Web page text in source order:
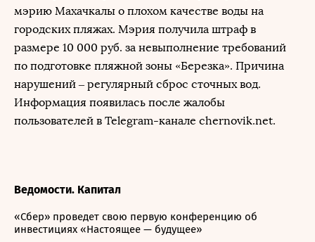
мэрию Махачкалы о плохом качестве воды на
городских пляжах. Мэрия получила штраф в
размере 10 000 руб. за невыполнение требований
по подготовке пляжной зоны «Березка». Причина
нарушений – регулярный сброс сточных вод.
Информация появилась после жалобы
пользователей в Telegram-канале chernovik.net.
Ведомости. Капитал
«Сбер» проведет свою первую конференцию об
инвестициях «Настоящее — будущее»